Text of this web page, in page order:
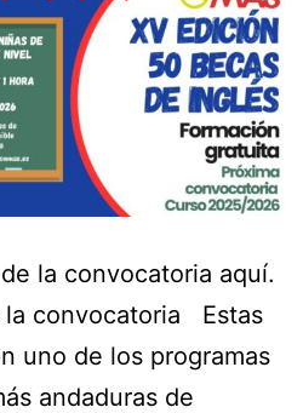
la convocatoria aquí.
la convocatoria Estas
uno de los programas
andaduras de